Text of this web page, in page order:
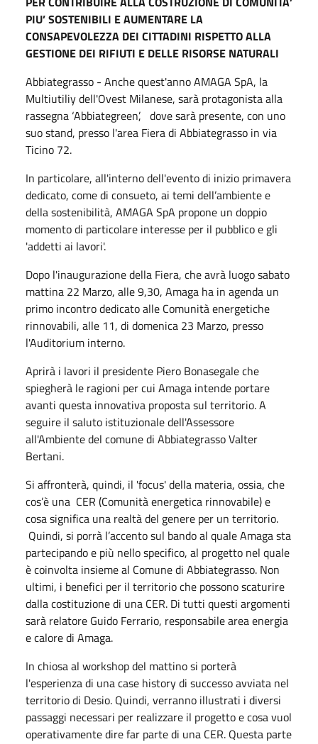
PIU’ SOSTENIBILI E AUMENTARE LA
CONSAPEVOLEZZA DEI CITTADINI RISPETTO ALLA
GESTIONE DEI RIFIUTI E DELLE RISORSE NATURALI
Abbiategrasso - Anche quest'anno AMAGA SpA, la
Multiutiliy dell'Ovest Milanese, sarà protagonista alla
rassegna ‘Abbiategreen’, dove sarà presente, con uno
suo stand, presso l'area Fiera di Abbiategrasso in via
Ticino 72.
In particolare, all'interno dell'evento di inizio primavera
dedicato, come di consueto, ai temi dell’ambiente e
della sostenibilità, AMAGA SpA propone un doppio
momento di particolare interesse per il pubblico e gli
'addetti ai lavori'.
Dopo l'inaugurazione della Fiera, che avrà luogo sabato
mattina 22 Marzo, alle 9,30, Amaga ha in agenda un
primo incontro dedicato alle Comunità energetiche
rinnovabili, alle 11, di domenica 23 Marzo, presso
l'Auditorium interno.
Aprirà i lavori il presidente Piero Bonasegale che
spiegherà le ragioni per cui Amaga intende portare
avanti questa innovativa proposta sul territorio. A
seguire il saluto istituzionale dell'Assessore
all'Ambiente del comune di Abbiategrasso Valter
Bertani.
Si affronterà, quindi, il 'focus' della materia, ossia, che
cos’è una CER (Comunità energetica rinnovabile) e
cosa significa una realtà del genere per un territorio.
Quindi, si porrà l’accento sul bando al quale Amaga sta
partecipando e più nello specifico, al progetto nel quale
è coinvolta insieme al Comune di Abbiategrasso. Non
ultimi, i benefici per il territorio che possono scaturire
dalla costituzione di una CER. Di tutti questi argomenti
sarà relatore Guido Ferrario, responsabile area energia
e calore di Amaga.
In chiosa al workshop del mattino si porterà
l'esperienza di una case history di successo avviata nel
territorio di Desio. Quindi, verranno illustrati i diversi
passaggi necessari per realizzare il progetto e cosa vuol
operativamente dire far parte di una CER. Questa parte